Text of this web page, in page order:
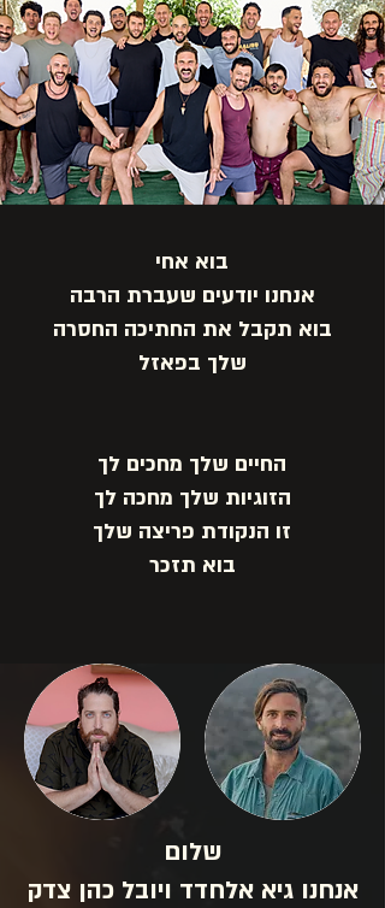
בוא אחי
אנחנו יודעים שעברת הרבה
בוא תקבל את החתיכה החסרה
שלך בפאזל
החיים שלך מחכים לך
הזוגיות שלך מחכה לך
זו הנקודת פריצה שלך
בוא תזכר
שלום
אנחנו גיא אלחדד ויובל כהן צדק